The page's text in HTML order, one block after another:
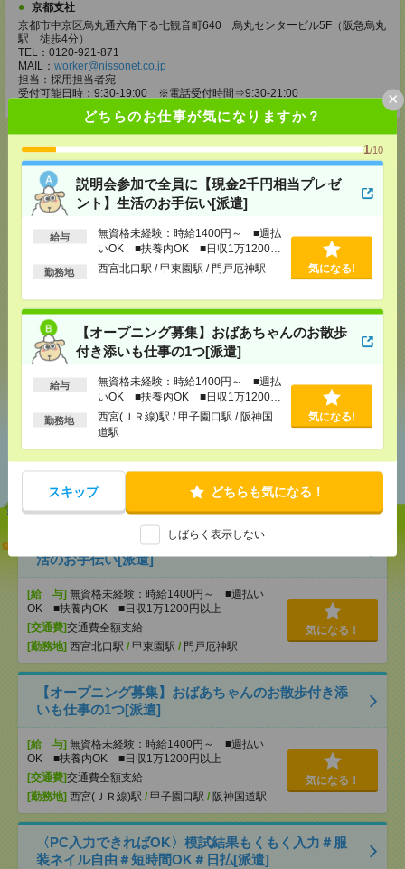
どちらのお仕事が気になりますか？
1/10
説明会参加で全員に【現金2千円相当プレゼ
ント】生活のお手伝い[派遣]
給与
無資格未経験：時給1400円～ ■週払
いOK ■扶養内OK ■日収1万1200円
以上
勤務地 西宮北口駅 / 甲東園駅 / 門戸厄神駅 気になる!
【オープニング募集】おばあちゃんのお散歩
付き添いも仕事の1つ[派遣]
給与
無資格未経験：時給1400円～ ■週払
いOK ■扶養内OK ■日収1万1200円
以上
勤務地
西宮(ＪＲ線)駅 / 甲子園口駅 / 阪神国
道駅
気になる!
スキップ どちらも気になる！
しばらく表示しない
×
京都支社
京都市中京区烏丸通六角下る七観音町640 烏丸センタービル5F（阪急烏丸
駅 徒歩4分）
TEL：0120-921-871
MAIL： worker@nissonet.co.jp
担当：採用担当者宛
受付可能日時：9:30-19:00 ※電話受付時間⇒9:30-21:00
応募ページへ
気になる！
メールで送る LINEで送る
ツイート
あなたの閲覧履歴からの
おすすめ
説明会参加で全員に【現金2千円相当プレゼント】生
活のお手伝い[派遣]
[給 与] 無資格未経験：時給1400円～ ■週払い
OK ■扶養内OK ■日収1万1200円以上
[交通費]交通費全額支給
[勤務地] 西宮北口駅 / 甲東園駅 / 門戸厄神駅
気になる！
【オープニング募集】おばあちゃんのお散歩付き添
いも仕事の1つ[派遣]
[給 与] 無資格未経験：時給1400円～ ■週払い
OK ■扶養内OK ■日収1万1200円以上
[交通費]交通費全額支給
[勤務地] 西宮(ＪＲ線)駅 / 甲子園口駅 / 阪神国道駅
気になる！
〈PC入力できればOK〉模試結果もくもく入力＃服
装ネイル自由＃短時間OK＃日払[派遣]